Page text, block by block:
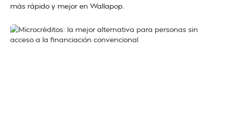
más rápido y mejor en Wallapop.